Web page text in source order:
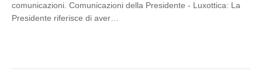
comunicazioni. Comunicazioni della Presidente - Luxottica: La
Presidente riferisce di aver…